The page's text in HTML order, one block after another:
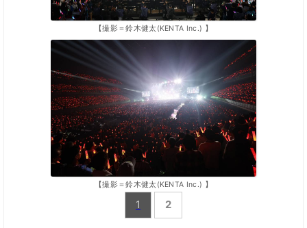
【撮影＝鈴木健太(KENTA Inc.) 】
【撮影＝鈴木健太(KENTA Inc.) 】
1 2